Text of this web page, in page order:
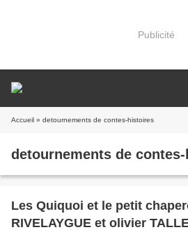
Publicité
Accueil » detournements de contes-histoires
detournements de
Les Quiquoi et le petit
RIVELAYGUE et olivier